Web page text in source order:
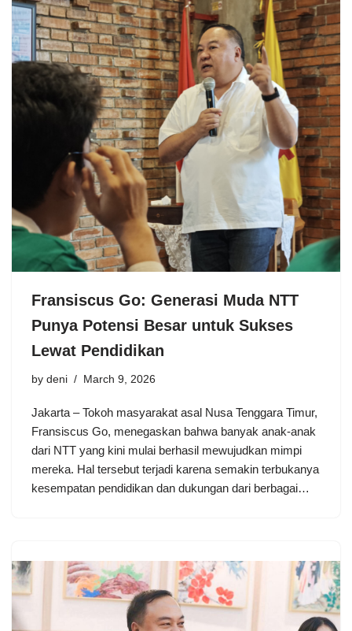
Fransiscus Go: Generasi Muda NTT
Punya Potensi Besar untuk Sukses
Lewat Pendidikan
by deni March 9, 2026
Jakarta – Tokoh masyarakat asal Nusa Tenggara Timur,
Fransiscus Go, menegaskan bahwa banyak anak-anak
dari NTT yang kini mulai berhasil mewujudkan mimpi
mereka. Hal tersebut terjadi karena semakin terbukanya
kesempatan pendidikan dan dukungan dari berbagai…